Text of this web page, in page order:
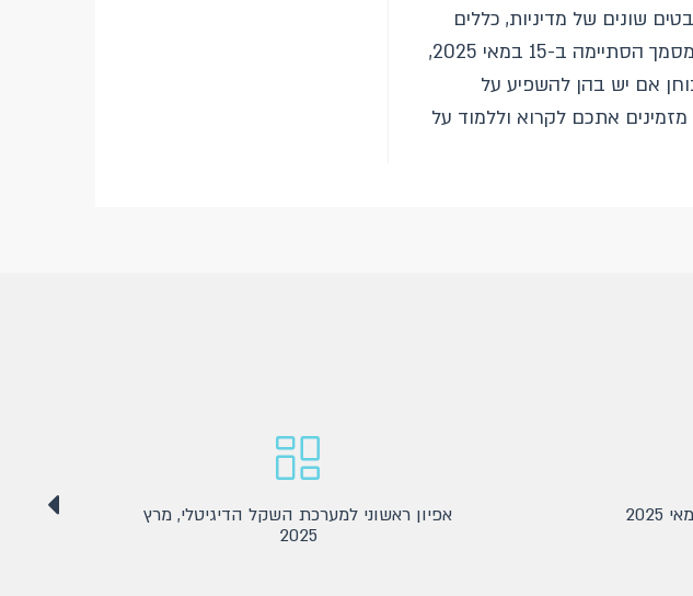
שונים של מדיניות, כללים
ואסדרה. תקופת קבלת התייחסות הציבור למסמך הסתיימה ב-15 במאי 2025,
אם יש בהן להשפיע על
אתכם לקרוא וללמוד על
אפיון ראשוני למערכת השקל הדיגיטלי, מרץ
2025